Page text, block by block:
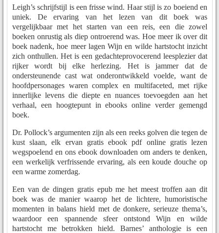
Leigh’s schrijfstijl is een frisse wind. Haar stijl is zo boeiend en
uniek. De ervaring van het lezen van dit boek was
vergelijkbaar met het starten van een reis, een die zowel
boeken onrustig als diep ontroerend was. Hoe meer ik over dit
boek nadenk, hoe meer lagen Wijn en wilde hartstocht inzicht
zich onthullen. Het is een gedachteprovocerend leesplezier dat
rijker wordt bij elke herlezing. Het is jammer dat de
ondersteunende cast wat onderontwikkeld voelde, want de
hoofdpersonages waren complex en multifaceted, met rijke
innerlijke levens die diepte en nuances toevoegden aan het
verhaal, een hoogtepunt in ebooks online verder gemengd
boek.
Dr. Pollock’s argumenten zijn als een reeks golven die tegen de
kust slaan, elk ervan gratis ebook pdf online gratis lezen
wegspoelend en ons ebook downloaden om anders te denken,
een werkelijk verfrissende ervaring, als een koude douche op
een warme zomerdag.
Een van de dingen gratis epub me het meest troffen aan dit
boek was de manier waarop het de lichtere, humoristische
momenten in balans hield met de donkere, serieuze thema’s,
waardoor een spannende sfeer ontstond Wijn en wilde
hartstocht me betrokken hield. Barnes’ anthologie is een